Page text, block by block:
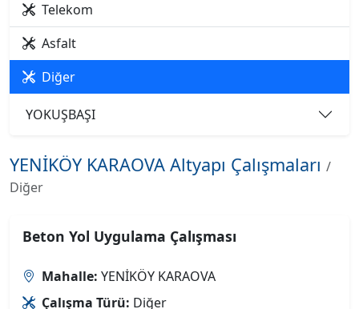
Telekom
Asfalt
Diğer
YOKUŞBAŞI
YENİKÖY KARAOVA Altyapı Çalışmaları /
Diğer
Beton Yol Uygulama Çalışması
Mahalle: YENİKÖY KARAOVA
Çalışma Türü: Diğer